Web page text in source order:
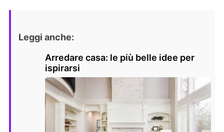
Leggi anche:
Arredare casa: le più belle idee per
ispirarsi